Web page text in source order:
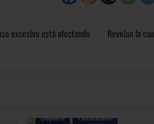
excesivo está afectando
Revelan la
Deporte Talcahuano